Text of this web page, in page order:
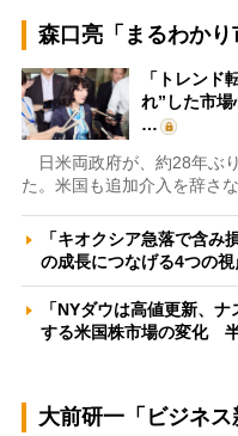
森口亮「まるわかり
「トレンド
れ”した市場
…
日米両政府が、約28年ぶ
た。米国も追加介入を辞さ
「キオクシア急落で含
の成長につなげる4つの
「NYダウは高値更新、
する米国株市場の変化
大前研一「ビジネ